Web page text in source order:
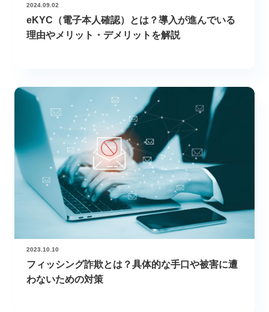
2024.09.02
eKYC（電子本人確認）とは？導入が進んでいる
理由やメリット・デメリットを解説
2023.10.10
フィッシング詐欺とは？具体的な手口や被害に遭
わないための対策